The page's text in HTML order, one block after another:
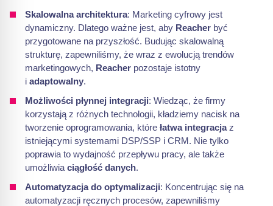
Skalowalna architektura: Marketing cyfrowy jest
dynamiczny. Dlatego ważne jest, aby Reacher być
przygotowane na przyszłość. Budując skalowalną
strukturę, zapewniliśmy, że wraz z ewolucją trendów
marketingowych, Reacher pozostaje istotny
i adaptowalny.
Możliwości płynnej integracji: Wiedząc, że firmy
korzystają z różnych technologii, kładziemy nacisk na
tworzenie oprogramowania, które łatwa integracjaz
istniejącymi systemami DSP/SSP i CRM. Nie tylko
poprawia to wydajność przepływu pracy, ale także
umożliwia ciągłość danych.
Automatyzacja do optymalizacji: Koncentrując się na
automatyzacji ręcznych procesów, zapewniliśmy